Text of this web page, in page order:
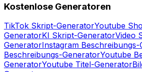
Kostenlose Generatoren
TikTok Skript-GeneratorYoutube
GeneratorKI Skript-GeneratorVideo
GeneratorInstagram Beschreibungs-
Beschreibungs-GeneratorYoutube
GeneratorYoutube Titel-Generator